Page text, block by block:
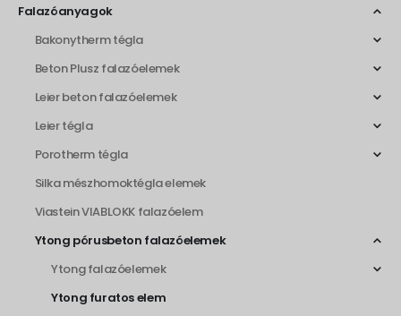
Falazóanyagok
Bakonytherm tégla
Beton Plusz falazóelemek
Leier beton falazóelemek
Leier tégla
Porotherm tégla
Silka mészhomoktégla elemek
Viastein VIABLOKK falazóelem
Ytong pórusbeton falazóelemek
Ytong falazóelemek
Ytong furatos elem